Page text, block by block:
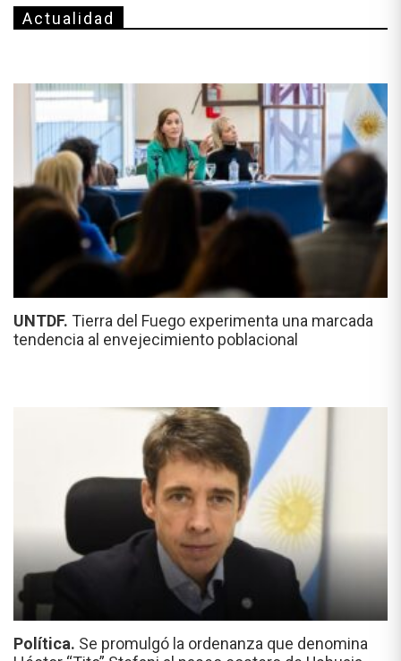
Actualidad
UNTDF. Tierra del Fuego experimenta una marcada
tendencia al envejecimiento poblacional
Política. Se promulgó la ordenanza que denomina